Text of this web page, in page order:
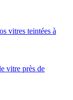
vitres teintées à
vitre près de